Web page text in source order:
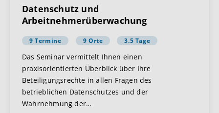
Datenschutz und
Arbeitnehmerüberwachung
9 Termine 9 Orte 3.5 Tage
Das Seminar vermittelt Ihnen einen
praxisorientierten Überblick über Ihre
Beteiligungsrechte in allen Fragen des
betrieblichen Datenschutzes und der
Wahrnehmung der…